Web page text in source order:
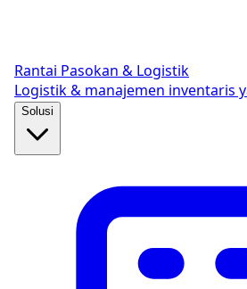
Rantai Pasokan & Logistik
Logistik & manajemen inventaris
Solusi